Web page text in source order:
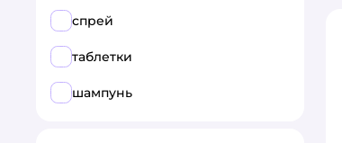
спрей
таблетки
шампунь